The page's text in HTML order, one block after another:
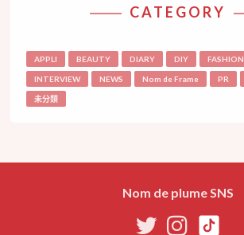
CATEGORY
APPLI BEAUTY DIARY DIY FASHION
INTERVIEW NEWS Nom de Frame PR
未分類
Nom de plume SNS